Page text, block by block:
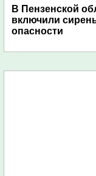
В Пензенской
включили
опасности